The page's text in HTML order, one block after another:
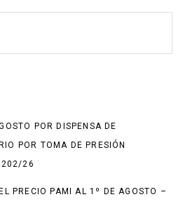
POR DISPENSA DE
POR TOMA DE PRESIÓN
202/26
PRECIO PAMI AL 1º DE AGOSTO –